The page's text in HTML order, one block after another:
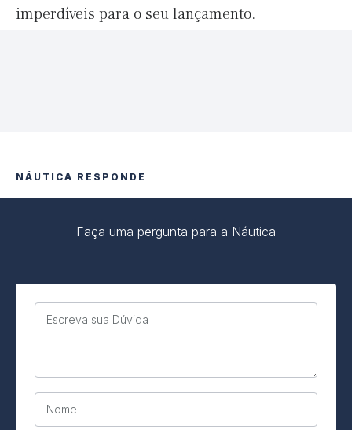
imperdíveis para o seu lançamento.
NÁUTICA RESPONDE
Faça uma pergunta para a Náutica
Escreva sua Dúvida
Nome